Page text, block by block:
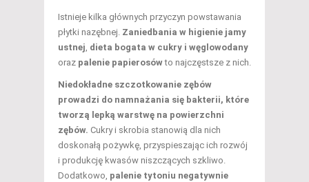
Istnieje kilka głównych przyczyn powstawania
płytki nazębnej. Zaniedbania w higienie jamy
ustnej, dieta bogata w cukry i węglowodany
oraz palenie papierosówto najczęstsze z nich.
Niedokładne szczotkowanie zębów
prowadzi do namnażania się bakterii, które
tworzą lepką warstwę na powierzchni
zębów. Cukry i skrobia stanowią dla nich
doskonałą pożywkę, przyspieszając ich rozwój
i produkcję kwasów niszczących szkliwo.
Dodatkowo, palenie tytoniu negatywnie